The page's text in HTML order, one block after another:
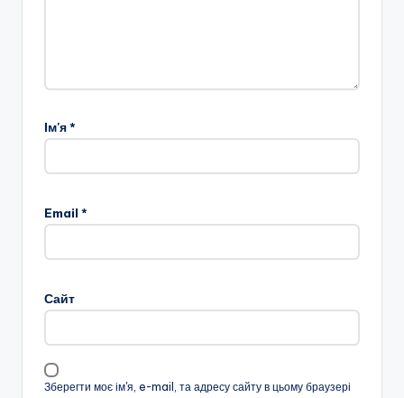
Ім'я*
Email *
Сайт
Зберегти моє ім'я, e-mail, та адресу сайту в цьому браузері